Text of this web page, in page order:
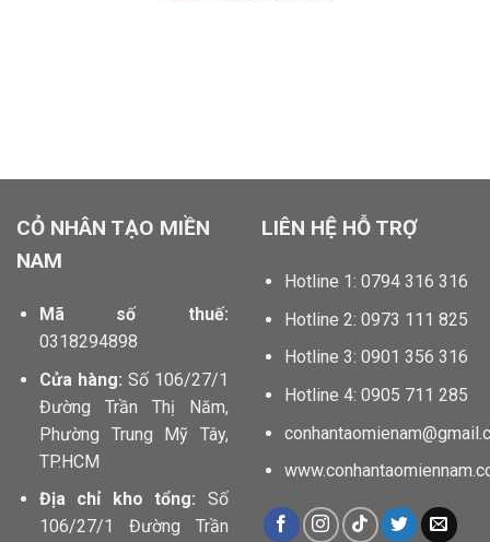
CỎ NHÂN TẠO MIỀN
NAM
Mã số thuế:
0318294898
Cửa hàng: Số 106/27/1
Đường Trần Thị Năm,
Phường Trung Mỹ Tây,
TP.HCM
Địa chỉ kho tổng: Số
106/27/1 Đường Trần
LIÊN HỆ HỖ TRỢ
Hotline 1: 0794 316 316
Hotline 2: 0973 111 825
Hotline 3: 0901 356 316
Hotline 4: 0905 711 285